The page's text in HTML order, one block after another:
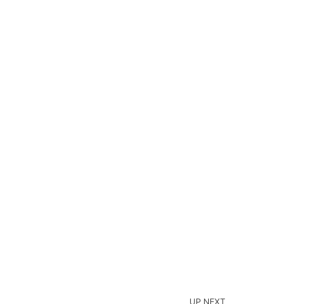
UP NEXT